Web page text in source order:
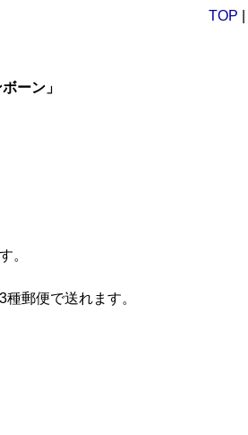
TOP
ーン」
。
郵便で送れます。